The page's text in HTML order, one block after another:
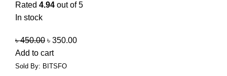
Rated 4.94 out of 5
In stock
৳450.00 ৳ 350.00
Add to cart
Sold By: BITSFO